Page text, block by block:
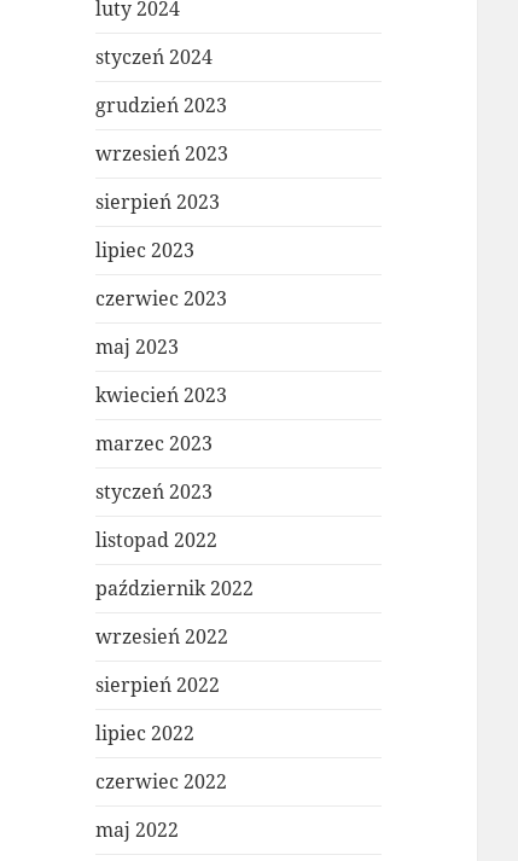
luty 2024
styczeń 2024
grudzień 2023
wrzesień 2023
sierpień 2023
lipiec 2023
czerwiec 2023
maj 2023
kwiecień 2023
marzec 2023
styczeń 2023
listopad 2022
październik 2022
wrzesień 2022
sierpień 2022
lipiec 2022
czerwiec 2022
maj 2022